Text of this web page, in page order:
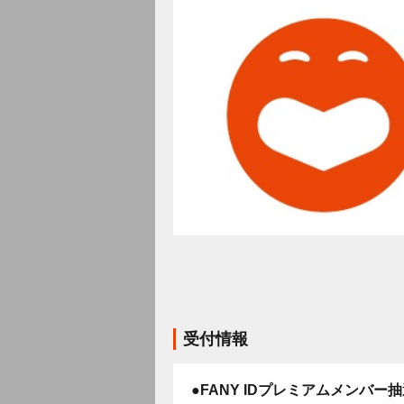
受付情報
●FANY IDプレミアムメンバー